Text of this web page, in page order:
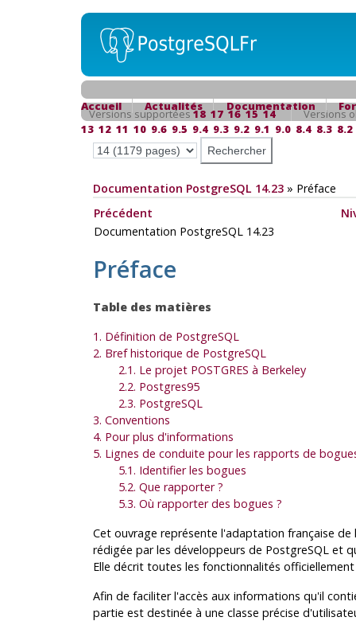
Accueil Actualités Documentation
Versions supportées18 17 16 15 14
Versions
13 12 11 10 9.6 9.5 9.4 9.3 9.2 9.1 9.0 8.4 8.3 8.2
Documentation PostgreSQL 14.23» Préface
Précédent
Documentation PostgreSQL 14.23
Préface
Table des matières
1. Définition de PostgreSQL
2. Bref historique de PostgreSQL
2.1. Le projet POSTGRES à Berkeley
2.2. Postgres95
2.3. PostgreSQL
3. Conventions
4. Pour plus d'informations
5. Lignes de conduite pour les rapports de
5.1. Identifier les bogues
5.2. Que rapporter ?
5.3. Où rapporter des bogues ?
Cet ouvrage représente l'adaptation française
rédigée par les développeurs de PostgreSQL et
Elle décrit toutes les fonctionnalités
Afin de faciliter l'accès aux informations qu'il
partie est destinée à une classe précise